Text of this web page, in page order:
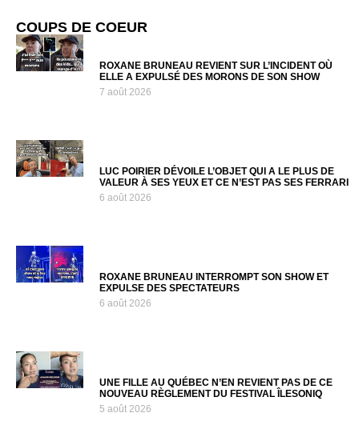
COUPS DE COEUR
ROXANE BRUNEAU REVIENT SUR L’INCIDENT OÙ
ELLE A EXPULSÉ DES MORONS DE SON SHOW
7 août 2026
LUC POIRIER DÉVOILE L’OBJET QUI A LE PLUS DE
VALEUR À SES YEUX ET CE N’EST PAS SES FERRARI
6 août 2026
ROXANE BRUNEAU INTERROMPT SON SHOW ET
EXPULSE DES SPECTATEURS
6 août 2026
UNE FILLE AU QUÉBEC N’EN REVIENT PAS DE CE
NOUVEAU RÈGLEMENT DU FESTIVAL ÎLESONIQ
5 août 2026